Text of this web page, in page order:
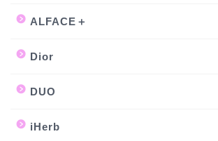
ALFACE＋
Dior
DUO
iHerb